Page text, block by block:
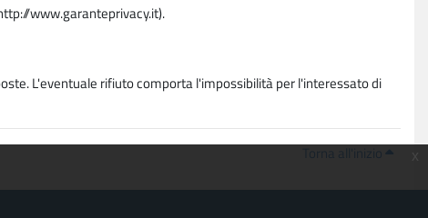
www.garanteprivacy.it).
L'eventuale rifiuto comporta l'impossibilità per l'interessato di
Torna all'inizio